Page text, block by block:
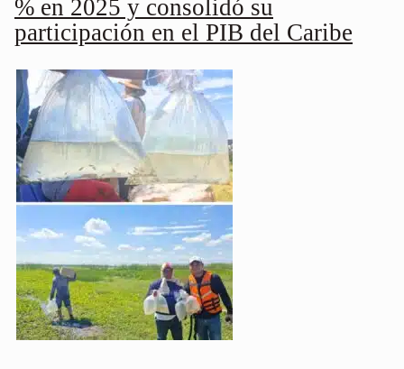
% en 2025 y consolidó su
participación en el PIB del Caribe